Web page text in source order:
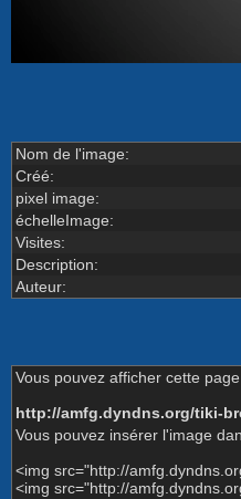
Nom de l'image:
Créé:
pixel image:
échelleImage:
Visites:
Description:
Auteur:
Vous pouvez afficher cette
http://amfg.dyndns.org/tiki-
Vous pouvez insérer l'image
<img src="http://
<img src="http://